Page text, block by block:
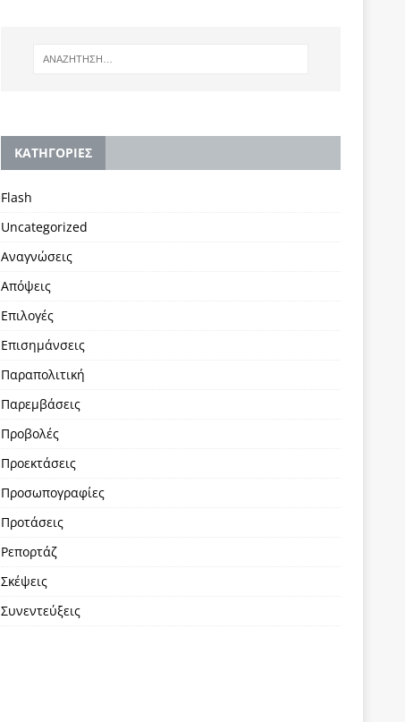
KΑΤΗΓΟΡΙΕΣ
Flash
Uncategorized
Αναγνώσεις
Απόψεις
Επιλογές
Επισημάνσεις
Παραπολιτική
Παρεμβάσεις
Προβολές
Προεκτάσεις
Προσωπογραφίες
Προτάσεις
Ρεπορτάζ
Σκέψεις
Συνεντεύξεις